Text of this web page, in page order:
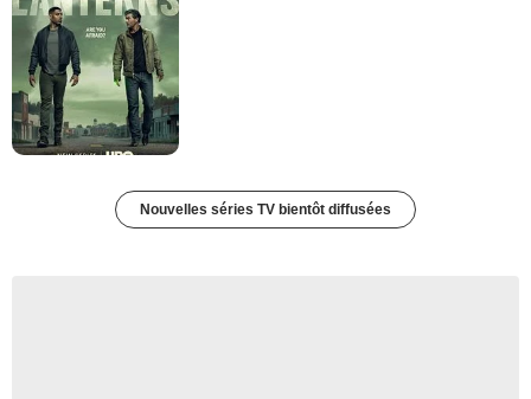
Nouvelles séries TV bientôt diffusées